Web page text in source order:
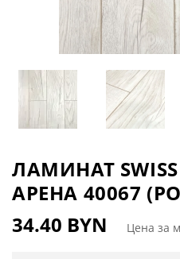
ЛАМИНАТ
АРЕНА 40067
34.40 BYN
Цена за